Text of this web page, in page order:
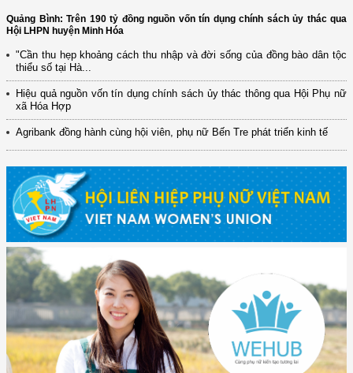
Quảng Bình: Trên 190 tỷ đồng nguồn vốn tín dụng chính sách ủy thác qua
Hội LHPN huyện Minh Hóa
"Cần thu hẹp khoảng cách thu nhập và đời sống của đồng bào dân tộc
thiểu số tại Hà...
Hiệu quả nguồn vốn tín dụng chính sách ủy thác thông qua Hội Phụ nữ
xã Hóa Hợp
Agribank đồng hành cùng hội viên, phụ nữ Bến Tre phát triển kinh tế